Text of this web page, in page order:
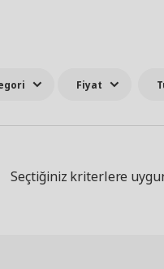
Fiyat
Seçtiğiniz kriterlere